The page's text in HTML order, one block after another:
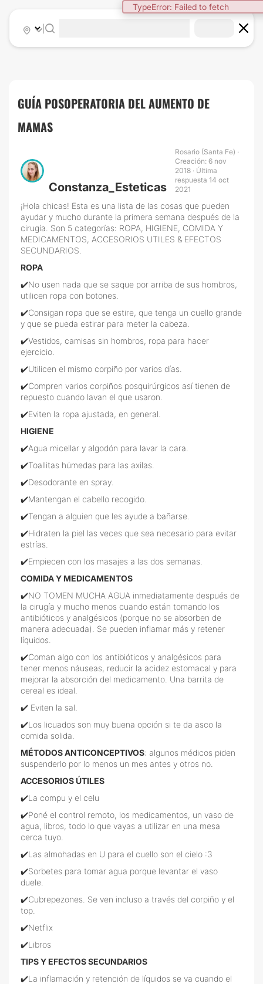
|
GUÍA POSOPERATORIA DEL AUMENTO DE
MAMAS
Constanza_Esteticas
Rosario (Santa Fe) ·
Creación: 6 nov
2018 · Última
respuesta 14 oct
2021
¡Hola chicas! Esta es una lista de las cosas que pueden
ayudar y mucho durante la primera semana después de la
cirugía. Son 5 categorías: ROPA, HIGIENE, COMIDA Y
MEDICAMENTOS, ACCESORIOS UTILES & EFECTOS
SECUNDARIOS.
ROPA
✔️No usen nada que se saque por arriba de sus hombros,
utilicen ropa con botones.
✔️Consigan ropa que se estire, que tenga un cuello grande
y que se pueda estirar para meter la cabeza.
✔️Vestidos, camisas sin hombros, ropa para hacer
ejercicio.
✔️Utilicen el mismo corpiño por varios días.
✔️Compren varios corpiños posquirúrgicos así tienen de
repuesto cuando lavan el que usaron.
✔️Eviten la ropa ajustada, en general.
HIGIENE
✔️Agua micellar y algodón para lavar la cara.
✔️Toallitas húmedas para las axilas.
✔️Desodorante en spray.
✔️Mantengan el cabello recogido.
✔️Tengan a alguien que les ayude a bañarse.
✔️Hidraten la piel las veces que sea necesario para evitar
estrías.
✔️Empiecen con los masajes a las dos semanas.
COMIDA Y MEDICAMENTOS
✔️NO TOMEN MUCHA AGUA inmediatamente después de
la cirugía y mucho menos cuando están tomando los
antibióticos y analgésicos (porque no se absorben de
manera adecuada). Se pueden inflamar más y retener
líquidos.
✔️Coman algo con los antibióticos y analgésicos para
tener menos náuseas, reducir la acidez estomacal y para
mejorar la absorción del medicamento. Una barrita de
cereal es ideal.
✔️ Eviten la sal.
✔️Los licuados son muy buena opción si te da asco la
comida solida.
MÉTODOS ANTICONCEPTIVOS: algunos médicos piden
suspenderlo por lo menos un mes antes y otros no.
ACCESORIOS ÚTILES
✔️La compu y el celu
✔️Poné el control remoto, los medicamentos, un vaso de
agua, libros, todo lo que vayas a utilizar en una mesa
cerca tuyo.
✔️Las almohadas en U para el cuello son el cielo :3
✔️Sorbetes para tomar agua porque levantar el vaso
duele.
✔️Cubrepezones. Se ven incluso a través del corpiño y el
top.
✔️Netflix
✔️Libros
TIPS Y EFECTOS SECUNDARIOS
✔️La inflamación y retención de líquidos se va cuando el